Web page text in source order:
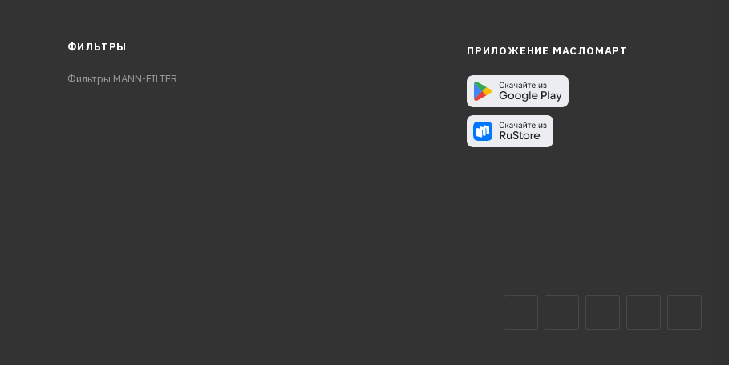
ФИЛЬТРЫ
Фильтры MANN-FILTER
ПРИЛОЖЕНИЕ МАСЛОМАРТ